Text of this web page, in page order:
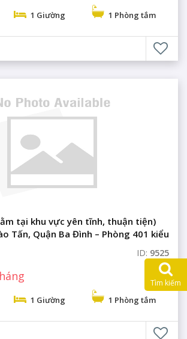
1 Giường 1 Phòng tắm
tại khu vực yên tĩnh, thuận tiện)
Tấn, Quận Ba Đình – Phòng 401 kiểu
ID: 9525
1 Giường 1 Phòng tắm
Tìm kiếm